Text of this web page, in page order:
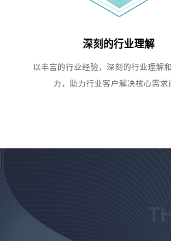
深刻的行业理解
以丰富的行业经验，深刻的行业理解
力，助力行业客户解决核心需求